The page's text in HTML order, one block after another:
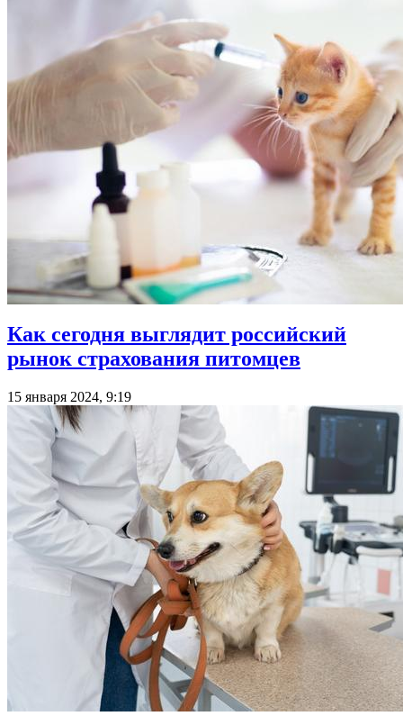
Как сегодня выглядит российский
рынок страхования питомцев
15 января 2024, 9:19